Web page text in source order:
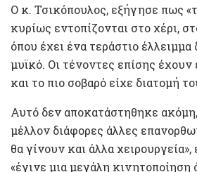
Ο κ. Τσικόπουλος, εξήγησε πως
κυρίως εντοπίζονται στο χέρι,
όπου έχει ένα τεράστιο έλλειμμα
μυϊκό. Οι τένοντες επίσης
και το πιο σοβαρό είχε διατομή
Αυτό δεν αποκατάστηθηκε
μέλλον διάφορες άλλες
θα γίνουν και άλλα
«έγινε μια μεγάλη κινητοποίηση